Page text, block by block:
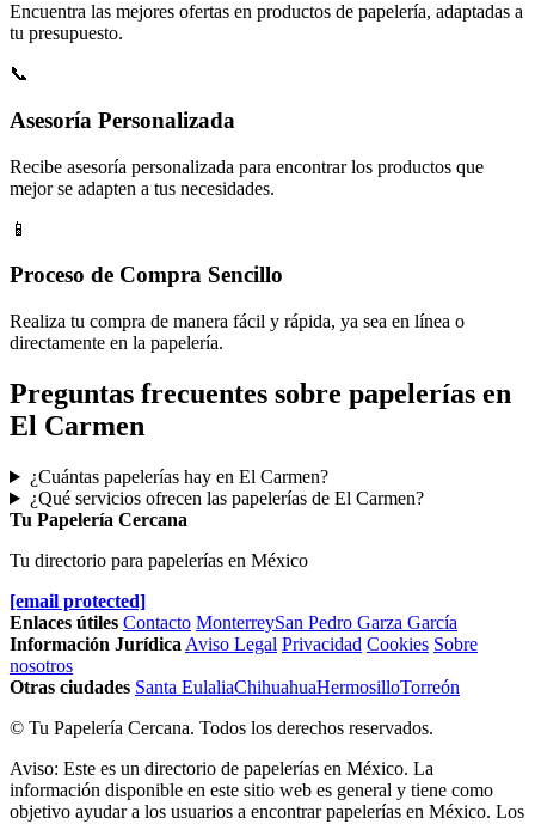
Encuentra las mejores ofertas en productos de papelería, adaptadas a
tu presupuesto.
📞
Asesoría Personalizada
Recibe asesoría personalizada para encontrar los productos que
mejor se adapten a tus necesidades.
📱
Proceso de Compra Sencillo
Realiza tu compra de manera fácil y rápida, ya sea en línea o
directamente en la papelería.
Preguntas frecuentes sobre papelerías en
El Carmen
¿Cuántas papelerías hay en El Carmen?
¿Qué servicios ofrecen las papelerías de El Carmen?
Tu Papelería Cercana
Tu directorio para papelerías en México
[email protected]
Enlaces útiles Contacto MonterreySan Pedro Garza García
Información Jurídica Aviso Legal Privacidad Cookies Sobre
nosotros
Otras ciudades Santa EulaliaChihuahuaHermosilloTorreón
© Tu Papelería Cercana. Todos los derechos reservados.
Aviso: Este es un directorio de papelerías en México. La
información disponible en este sitio web es general y tiene como
objetivo ayudar a los usuarios a encontrar papelerías en México. Los